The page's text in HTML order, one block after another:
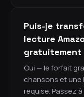
Puis-je
lecture
gratuitement
Oui — le forfait
chansons et une
requise. Passez